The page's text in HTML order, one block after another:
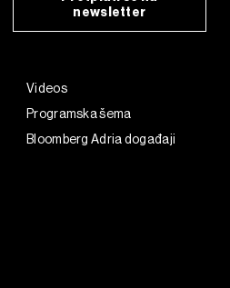
newsletter
Videos
Programska šema
Bloomberg Adria događaji